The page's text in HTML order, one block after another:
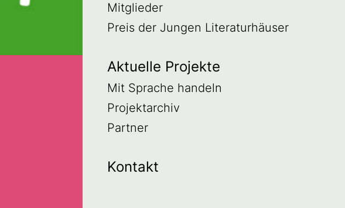
Mitglieder
Preis der Jungen Literaturhäuser
Aktuelle Projekte
Mit Sprache handeln
Projektarchiv
Partner
Kontakt